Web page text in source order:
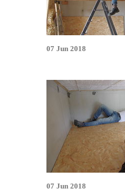
07 Jun 2018
07 Jun 2018